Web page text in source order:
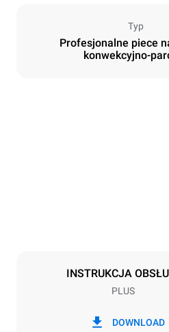
Typ
Profesjonalne piece
konwekcyjno-
INSTRUKCJA
PLUS
DOWNLOAD